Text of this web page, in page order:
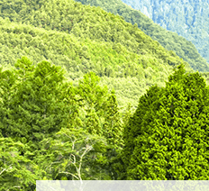
映
え
る
ま
ち